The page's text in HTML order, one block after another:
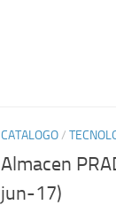
CATALOGO/
Almacen
jun-17)